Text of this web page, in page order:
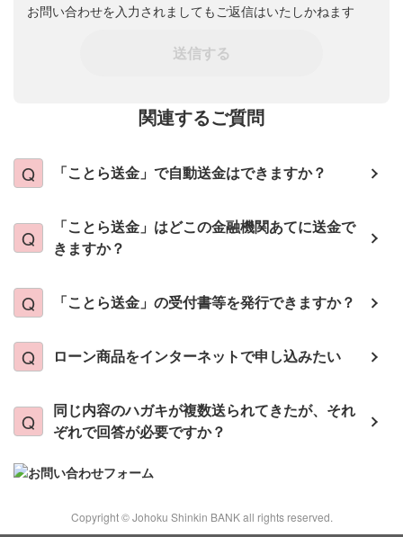
お問い合わせを入力されましてもご返信はいたしかねます
送信する
関連するご質問
「ことら送金」で自動送金はできますか？
「ことら送金」はどこの金融機関あてに送金で
きますか？
「ことら送金」の受付書等を発行できますか？
ローン商品をインターネットで申し込みたい
同じ内容のハガキが複数送られてきたが、それ
ぞれで回答が必要ですか？
Copyright © Johoku Shinkin BANK all rights reserved.